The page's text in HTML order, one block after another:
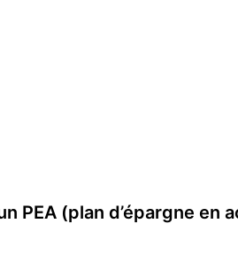
PEA (plan d’épargne en